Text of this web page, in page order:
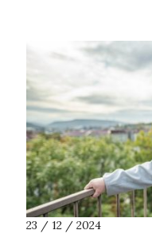
23 / 12 / 2024